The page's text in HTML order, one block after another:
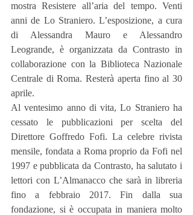
mostra Resistere all’aria del tempo. Venti
anni de Lo Straniero. L’esposizione, a cura
di Alessandra Mauro e Alessandro
Leogrande, è organizzata da Contrasto in
collaborazione con la Biblioteca Nazionale
Centrale di Roma. Resterà aperta fino al 30
aprile.
Al ventesimo anno di vita, Lo Straniero ha
cessato le pubblicazioni per scelta del
Direttore Goffredo Fofi. La celebre rivista
mensile, fondata a Roma proprio da Fofi nel
1997 e pubblicata da Contrasto, ha salutato i
lettori con L’Almanacco che sarà in libreria
fino a febbraio 2017. Fin dalla sua
fondazione, si è occupata in maniera molto